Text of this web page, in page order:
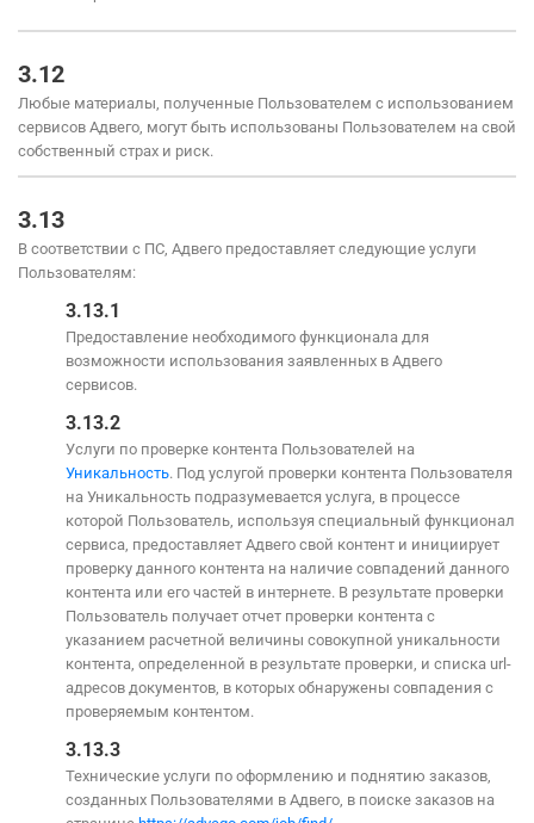
3.12
Любые материалы, полученные Пользователем с использованием
сервисов Адвего, могут быть использованы Пользователем на свой
собственный страх и риск.
3.13
В соответствии с ПС, Адвего предоставляет следующие услуги
Пользователям:
3.13.1
Предоставление необходимого функционала для
возможности использования заявленных в Адвего
сервисов.
3.13.2
Услуги по проверке контента Пользователей на
Уникальность. Под услугой проверки контента Пользователя
на Уникальность подразумевается услуга, в процессе
которой Пользователь, используя специальный функционал
сервиса, предоставляет Адвего свой контент и инициирует
проверку данного контента на наличие совпадений данного
контента или его частей в интернете. В результате проверки
Пользователь получает отчет проверки контента с
указанием расчетной величины совокупной уникальности
контента, определенной в результате проверки, и списка url-
адресов документов, в которых обнаружены совпадения с
проверяемым контентом.
3.13.3
Технические услуги по оформлению и поднятию заказов,
созданных Пользователями в Адвего, в поиске заказов на